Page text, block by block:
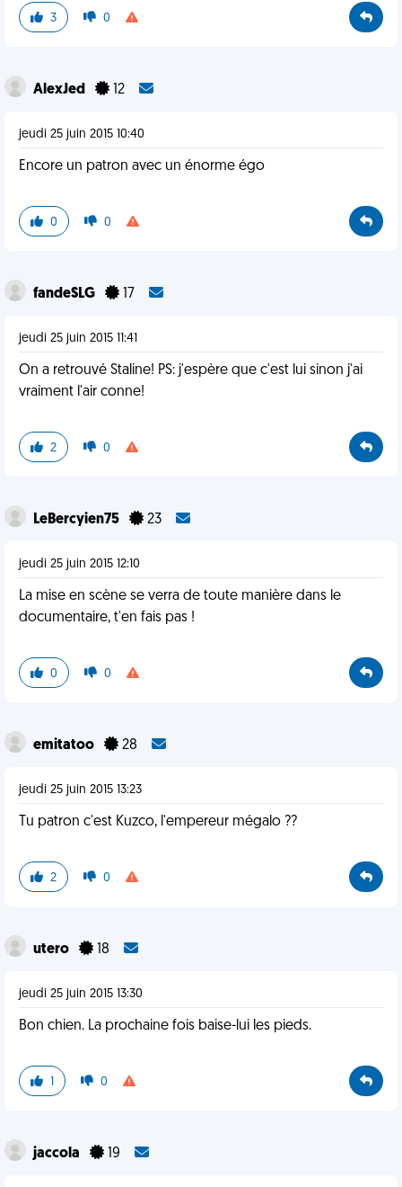
3 0
AlexJed 12
jeudi 25 juin 2015 10:40
Encore un patron avec un énorme égo
0 0
fandeSLG 17
jeudi 25 juin 2015 11:41
On a retrouvé Staline! PS: j'espère que c'est lui sinon j'ai
vraiment l'air conne!
2 0
LeBercyien75 23
jeudi 25 juin 2015 12:10
La mise en scène se verra de toute manière dans le
documentaire, t'en fais pas !
0 0
emitatoo 28
jeudi 25 juin 2015 13:23
Tu patron c'est Kuzco, l'empereur mégalo ??
2 0
utero 18
jeudi 25 juin 2015 13:30
Bon chien. La prochaine fois baise-lui les pieds.
1 0
jaccola 19